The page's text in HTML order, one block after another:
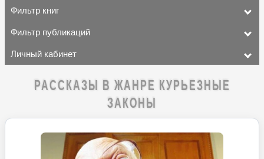
Фильтр книг
Фильтр публикаций
Личный кабинет
РАССКАЗЫ В ЖАНРЕ КУРЬЕЗНЫЕ
ЗАКОНЫ